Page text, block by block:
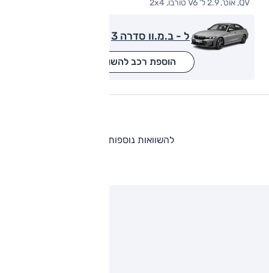
QV, אוט', 2.9 ל' V6 טורבו, 2x4
ל - ב.מ.וו סדרה 3
הוספת רכב להשוואה
להשוואות נוספות